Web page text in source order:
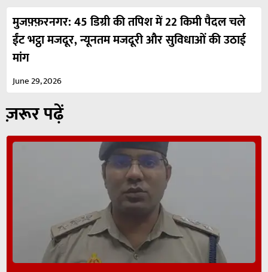
मुजफ़्फ़रनगर: 45 डिग्री की तपिश में 22 किमी पैदल चले
ईंट भट्ठा मजदूर, न्यूनतम मजदूरी और सुविधाओं की उठाई
मांग
June 29, 2026
ज़रूर पढ़ें